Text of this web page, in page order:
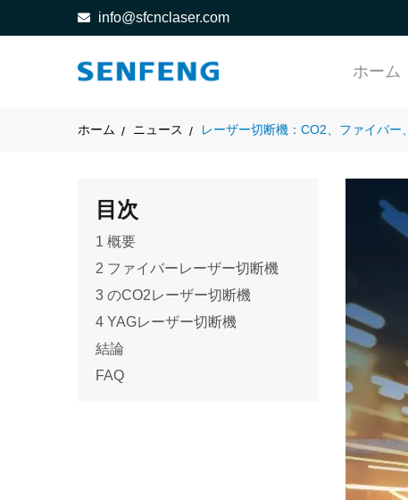
info@sfcnclaser.com
ホーム
ホーム ニュース レーザー切断機：CO2、ファイバー
目次
1 概要
2 ファイバーレーザー切断機
3 のCO2レーザー切断機
4 YAGレーザー切断機
結論
FAQ